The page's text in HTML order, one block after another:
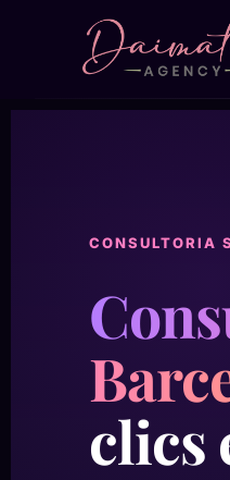
CONSULTORIA
clics